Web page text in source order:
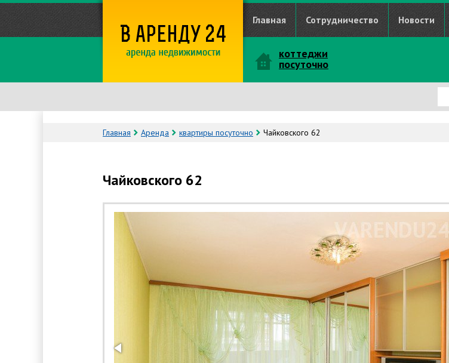
Главная Сотрудничество Новости
коттеджи
посуточно
Главная Аренда квартиры посуточно Чайковского 62
Чайковского 62